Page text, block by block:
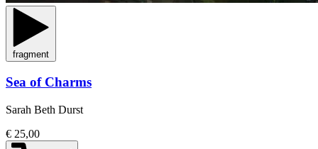
fragment
Sea of Charms
Sarah Beth Durst
€ 25,00